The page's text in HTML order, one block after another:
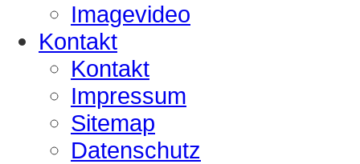
Imagevideo
Kontakt
Kontakt
Impressum
Sitemap
Datenschutz